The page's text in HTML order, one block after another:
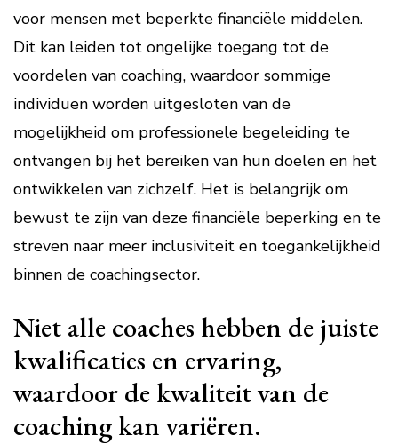
voor mensen met beperkte financiële middelen.
Dit kan leiden tot ongelijke toegang tot de
voordelen van coaching, waardoor sommige
individuen worden uitgesloten van de
mogelijkheid om professionele begeleiding te
ontvangen bij het bereiken van hun doelen en het
ontwikkelen van zichzelf. Het is belangrijk om
bewust te zijn van deze financiële beperking en te
streven naar meer inclusiviteit en toegankelijkheid
binnen de coachingsector.
Niet alle coaches hebben de juiste
kwalificaties en ervaring,
waardoor de kwaliteit van de
coaching kan variëren.